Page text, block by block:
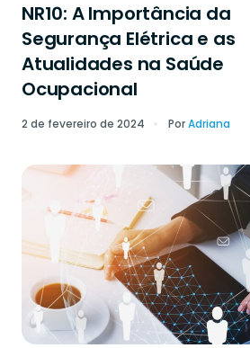
NR10: A Importância da
Segurança Elétrica e as
Atualidades na Saúde
Ocupacional
2 de fevereiro de 2024 PorAdriana